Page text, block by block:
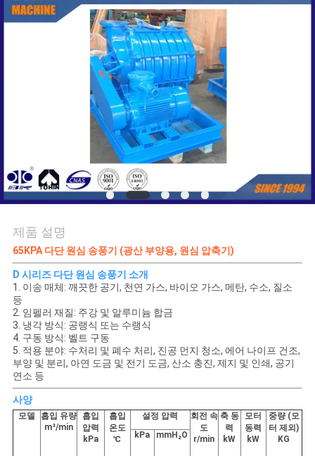
연
락
주
세
요
인
용
문
을
제품 설명
65KPA 다단 원심 송풍기 (광산 부양용, 원심 압축기)
D 시리즈 다단 원심 송풍기 소개
1. 이송 매체: 깨끗한 공기, 천연 가스, 바이오 가스, 메탄, 수소, 질소
등
2. 임펠러 재질: 주강 및 알루미늄 합금
3. 냉각 방식: 공랭식 또는 수랭식
4. 구동 방식: 벨트 구동
5. 적용 분야: 수처리 및 폐수 처리, 진공 먼지 청소, 에어 나이프 건조,
부양 및 분리, 아연 도금 및 전기 도금, 산소 충진, 제지 및 인쇄, 공기
연소 등
사양
모델
흡입 유량
m³/min
흡입
압력
kPa
흡입
온도
℃
설정 압력
회전 속
도
r/min
축 동
력
kW
모터
동력
kW
중량 (모
터 제외)
KG
kPa mmH₂O